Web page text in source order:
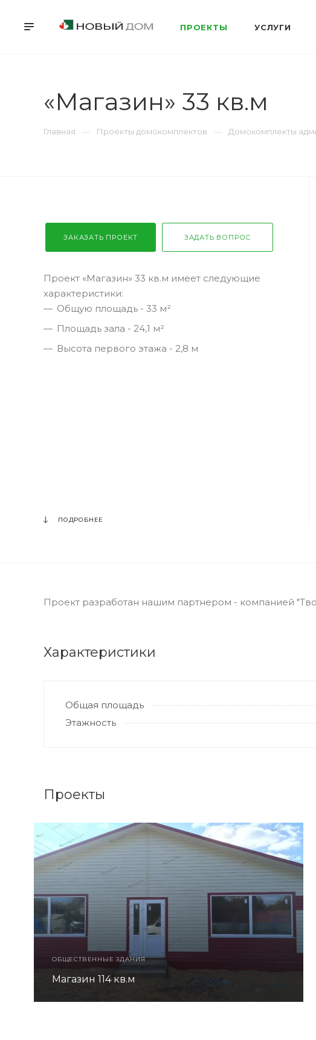
ПРОЕКТЫ УСЛУГИ
«Магазин» 33 кв.м
Главная Проекты домокомплектов Домокомплекты
ЗАКАЗАТЬ ПРОЕКТ ЗАДАТЬ ВОПРОС
Проект «Магазин» 33 кв.м имеет следующие
характеристики:
Общую площадь - 33 м²
Площадь зала - 24,1 м²
Высота первого этажа - 2,8 м
ПОДРОБНЕЕ
Проект разработан нашим партнером - компанией
Характеристики
Общая площадь
Этажность
Проекты
ОБЩЕСТВЕННЫЕ ЗДАНИЯ
Магазин 114 кв.м